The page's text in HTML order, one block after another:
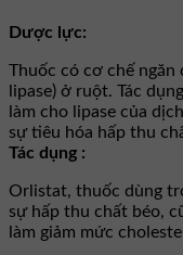
Dược lực:
Thuốc có cơ chế ngăn
lipase) ở ruột. Tác
làm cho lipase của
sự tiêu hóa hấp thu
Tác dụng :
Orlistat, thuốc dùng
sự hấp thu chất béo,
làm giảm mức